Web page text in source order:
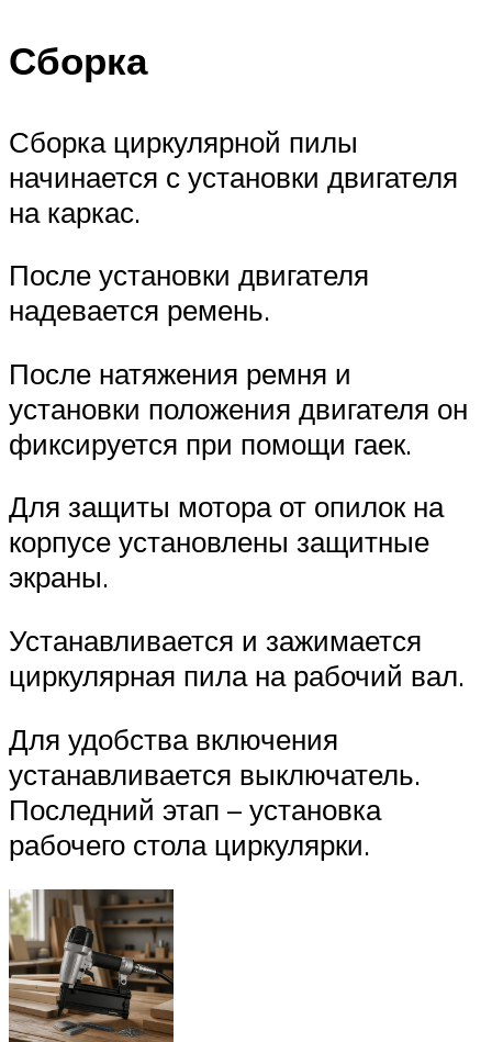
Сборка
Сборка циркулярной пилы
начинается с установки двигателя
на каркас.
После установки двигателя
надевается ремень.
После натяжения ремня и
установки положения двигателя он
фиксируется при помощи гаек.
Для защиты мотора от опилок на
корпусе установлены защитные
экраны.
Устанавливается и зажимается
циркулярная пила на рабочий вал.
Для удобства включения
устанавливается выключатель.
Последний этап – установка
рабочего стола циркулярки.